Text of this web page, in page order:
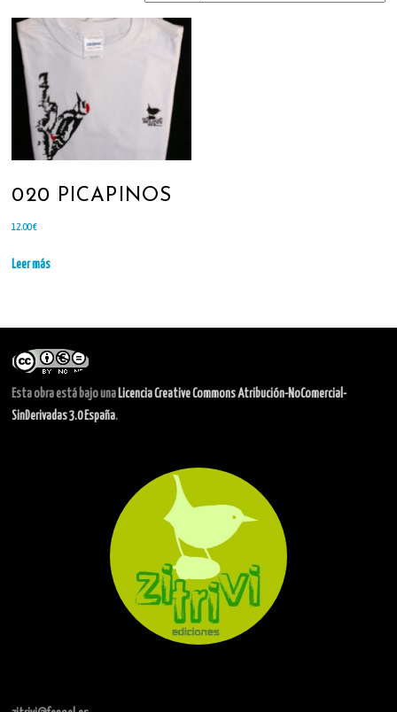
020 PICAPINOS
12.00€
Leer más
Esta obra está bajo una Licencia Creative Commons Atribución-NoComercial-
SinDerivadas 3.0 España.